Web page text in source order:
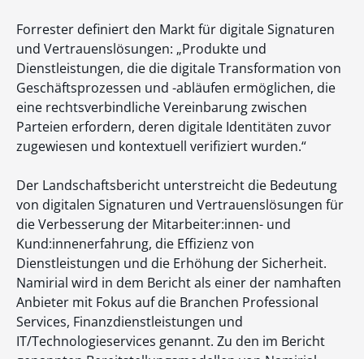
Forrester definiert den Markt für digitale Signaturen
und Vertrauenslösungen: „Produkte und
Dienstleistungen, die die digitale Transformation von
Geschäftsprozessen und -abläufen ermöglichen, die
eine rechtsverbindliche Vereinbarung zwischen
Parteien erfordern, deren digitale Identitäten zuvor
zugewiesen und kontextuell verifiziert wurden.“
Der Landschaftsbericht unterstreicht die Bedeutung
von digitalen Signaturen und Vertrauenslösungen für
die Verbesserung der Mitarbeiter:innen- und
Kund:innenerfahrung, die Effizienz von
Dienstleistungen und die Erhöhung der Sicherheit.
Namirial wird in dem Bericht als einer der namhaften
Anbieter mit Fokus auf die Branchen Professional
Services, Finanzdienstleistungen und
IT/Technologieservices genannt. Zu den im Bericht